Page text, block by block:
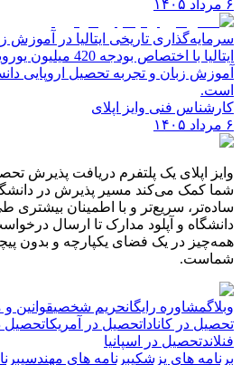
۶ مرداد ۱۴۰۵
سرمایه‌گذاری تاریخی ایتالیا در
ایتالیا با اختصاص
آموزش زبان و تجربه تحصیل اروپایی
است.
کارشناس فنی وایز اپلای
۶ مرداد ۱۴۰۵
وایز اپلای یک پلتفرم دریافت پذیرش
شما کمک می‌کند مسیر پذیرش در
ساده‌تر، سریع‌تر و با اطمینان بیشتری
دانشگاه و آپلود مدارک تا ارسال
همه‌چیز در یک فضای یکپارچه و بدون
شماست.
وبلاگمشاوره رایگانحریم شخصیقوانین و
تحصیل در کانادا تحصیل در آمریکاتحصیل
فنلاندتحصیل در اسپانیا
برنامه های پزشکیبرنامه های مهندسی